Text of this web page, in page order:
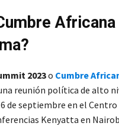
Africana
2023o Cumbre
reunión política de alto
de septiembre en el Centro
Kenyatta en